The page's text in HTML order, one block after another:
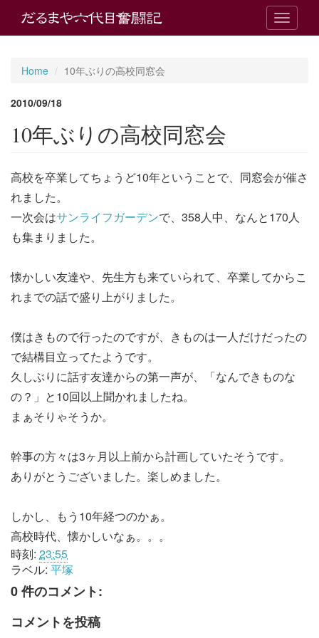
T
o
a
o
Home 10年ぶりの高校同窓会
2010/09/18
10年ぶりの高校同窓会
高校を卒業してちょうど10年ということで、同窓会が催さ
れました。
一次会はサンライフガーデンで、358人中、なんと170人
も集まりました。
懐かしい友達や、先生方も来ていられて、卒業してからこ
れまでの話で盛り上がりました。
僕はきもので行ったのですが、きものは一人だけだったの
で結構目立ってたようです。
久しぶりに話す友達からの第一声が、「なんできものな
の？」と10回以上聞かれましたね。
まぁそりゃそうか。
幹事の方々は3ヶ月以上前から計画していたそうです。
ありがとうございました。楽しめました。
しかし、もう10年経つのかぁ。
高校時代、懐かしいなぁ。。。
時刻: 23:55
ラベル: 平塚
0 件のコメント:
コメントを投稿